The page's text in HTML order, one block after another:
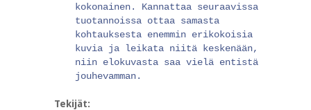
kokonainen. Kannattaa seuraavissa
tuotannoissa ottaa samasta
kohtauksesta enemmin erikokoisia
kuvia ja leikata niitä keskenään,
niin elokuvasta saa vielä entistä
jouhevamman.
Tekijät: